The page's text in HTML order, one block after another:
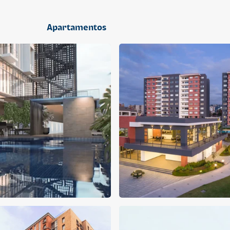
Apartamentos
APARTAMENTO
Q 1,400,000
Cuotas desde Q 9,019*
CENTRICO MADRID
CENTRICO
2 dormitorios 1 baño 2 parqueos
APARTAMENTO
Q 1,300,000
Cuotas desde Q 8,374*
CENTRICO MADRID 2
CENTRICO
2 dormitorios 1 baño 1 parqueo